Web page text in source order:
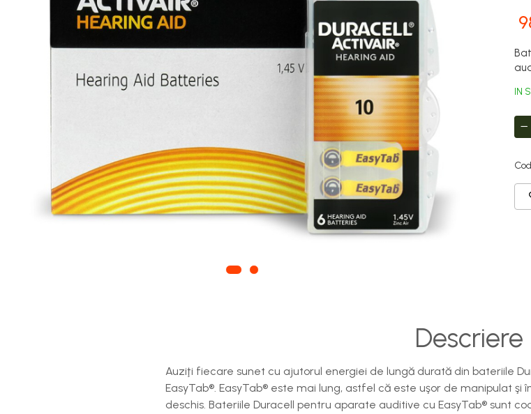
IN
Descriere
Auziţi fiecare sunet cu ajutorul energiei de lungă durată din bateriile
EasyTab®. EasyTab® este mai lung, astfel că este uşor de manipulat şi
deschis. Bateriile Duracell pentru aparate auditive cu EasyTab® sunt